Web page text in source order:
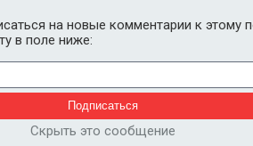
на новые комментарии к этому
в поле ниже:
Скрыть это сообщение